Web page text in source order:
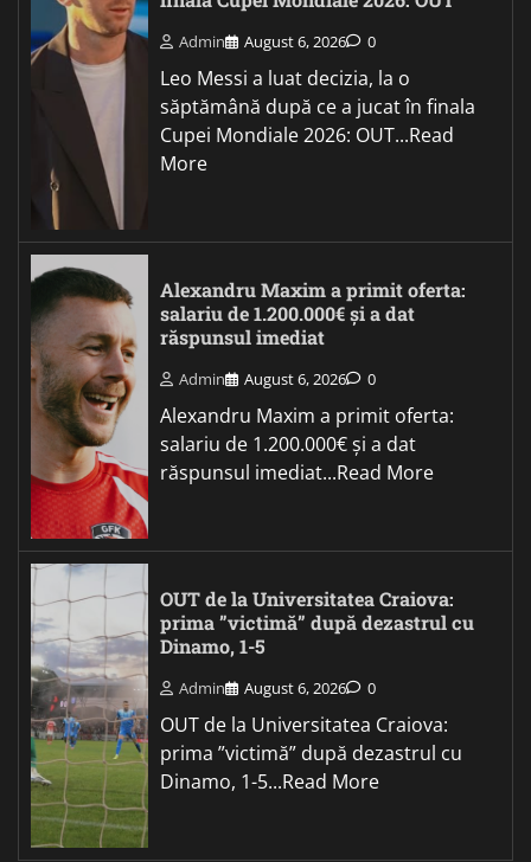
Admin August 6, 2026 0
Leo Messi a luat decizia, la o
săptămână după ce a jucat în finala
Cupei Mondiale 2026: OUT...Read
More
Alexandru Maxim a primit oferta:
salariu de 1.200.000€ și a dat
răspunsul imediat
Admin August 6, 2026 0
Alexandru Maxim a primit oferta:
salariu de 1.200.000€ și a dat
răspunsul imediat...Read More
OUT de la Universitatea Craiova:
prima ”victimă” după dezastrul cu
Dinamo, 1-5
Admin August 6, 2026 0
OUT de la Universitatea Craiova:
prima ”victimă” după dezastrul cu
Dinamo, 1-5...Read More